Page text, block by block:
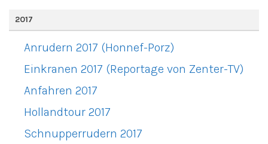
2017
Anrudern 2017 (Honnef-Porz)
Einkranen 2017 (Reportage von Zenter-TV)
Anfahren 2017
Hollandtour 2017
Schnupperrudern 2017